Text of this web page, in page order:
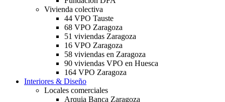
Vivienda colectiva
44 VPO Tauste
68 VPO Zaragoza
51 viviendas Zaragoza
16 VPO Zaragoza
58 viviendas en Zaragoza
90 viviendas VPO en Huesca
164 VPO Zaragoza
Interiores & Diseño
Locales comerciales
Arquia Banca Zaragoza